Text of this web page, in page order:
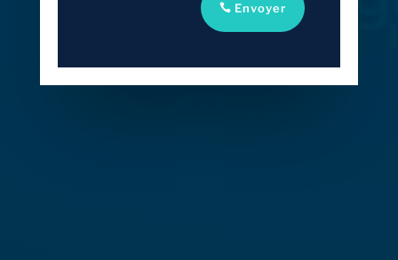
Envoyer